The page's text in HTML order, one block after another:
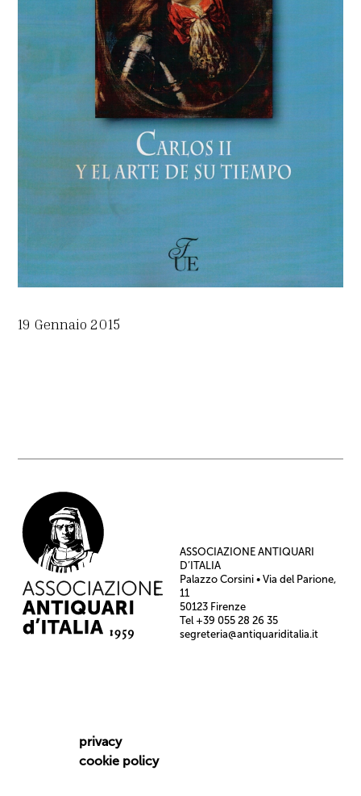
19 Gennaio 2015
ASSOCIAZIONE ANTIQUARI
D’ITALIA
Palazzo Corsini • Via del Parione,
11
50123 Firenze
Tel +39 055 28 26 35
segreteria@antiquariditalia.it
privacy
cookie policy